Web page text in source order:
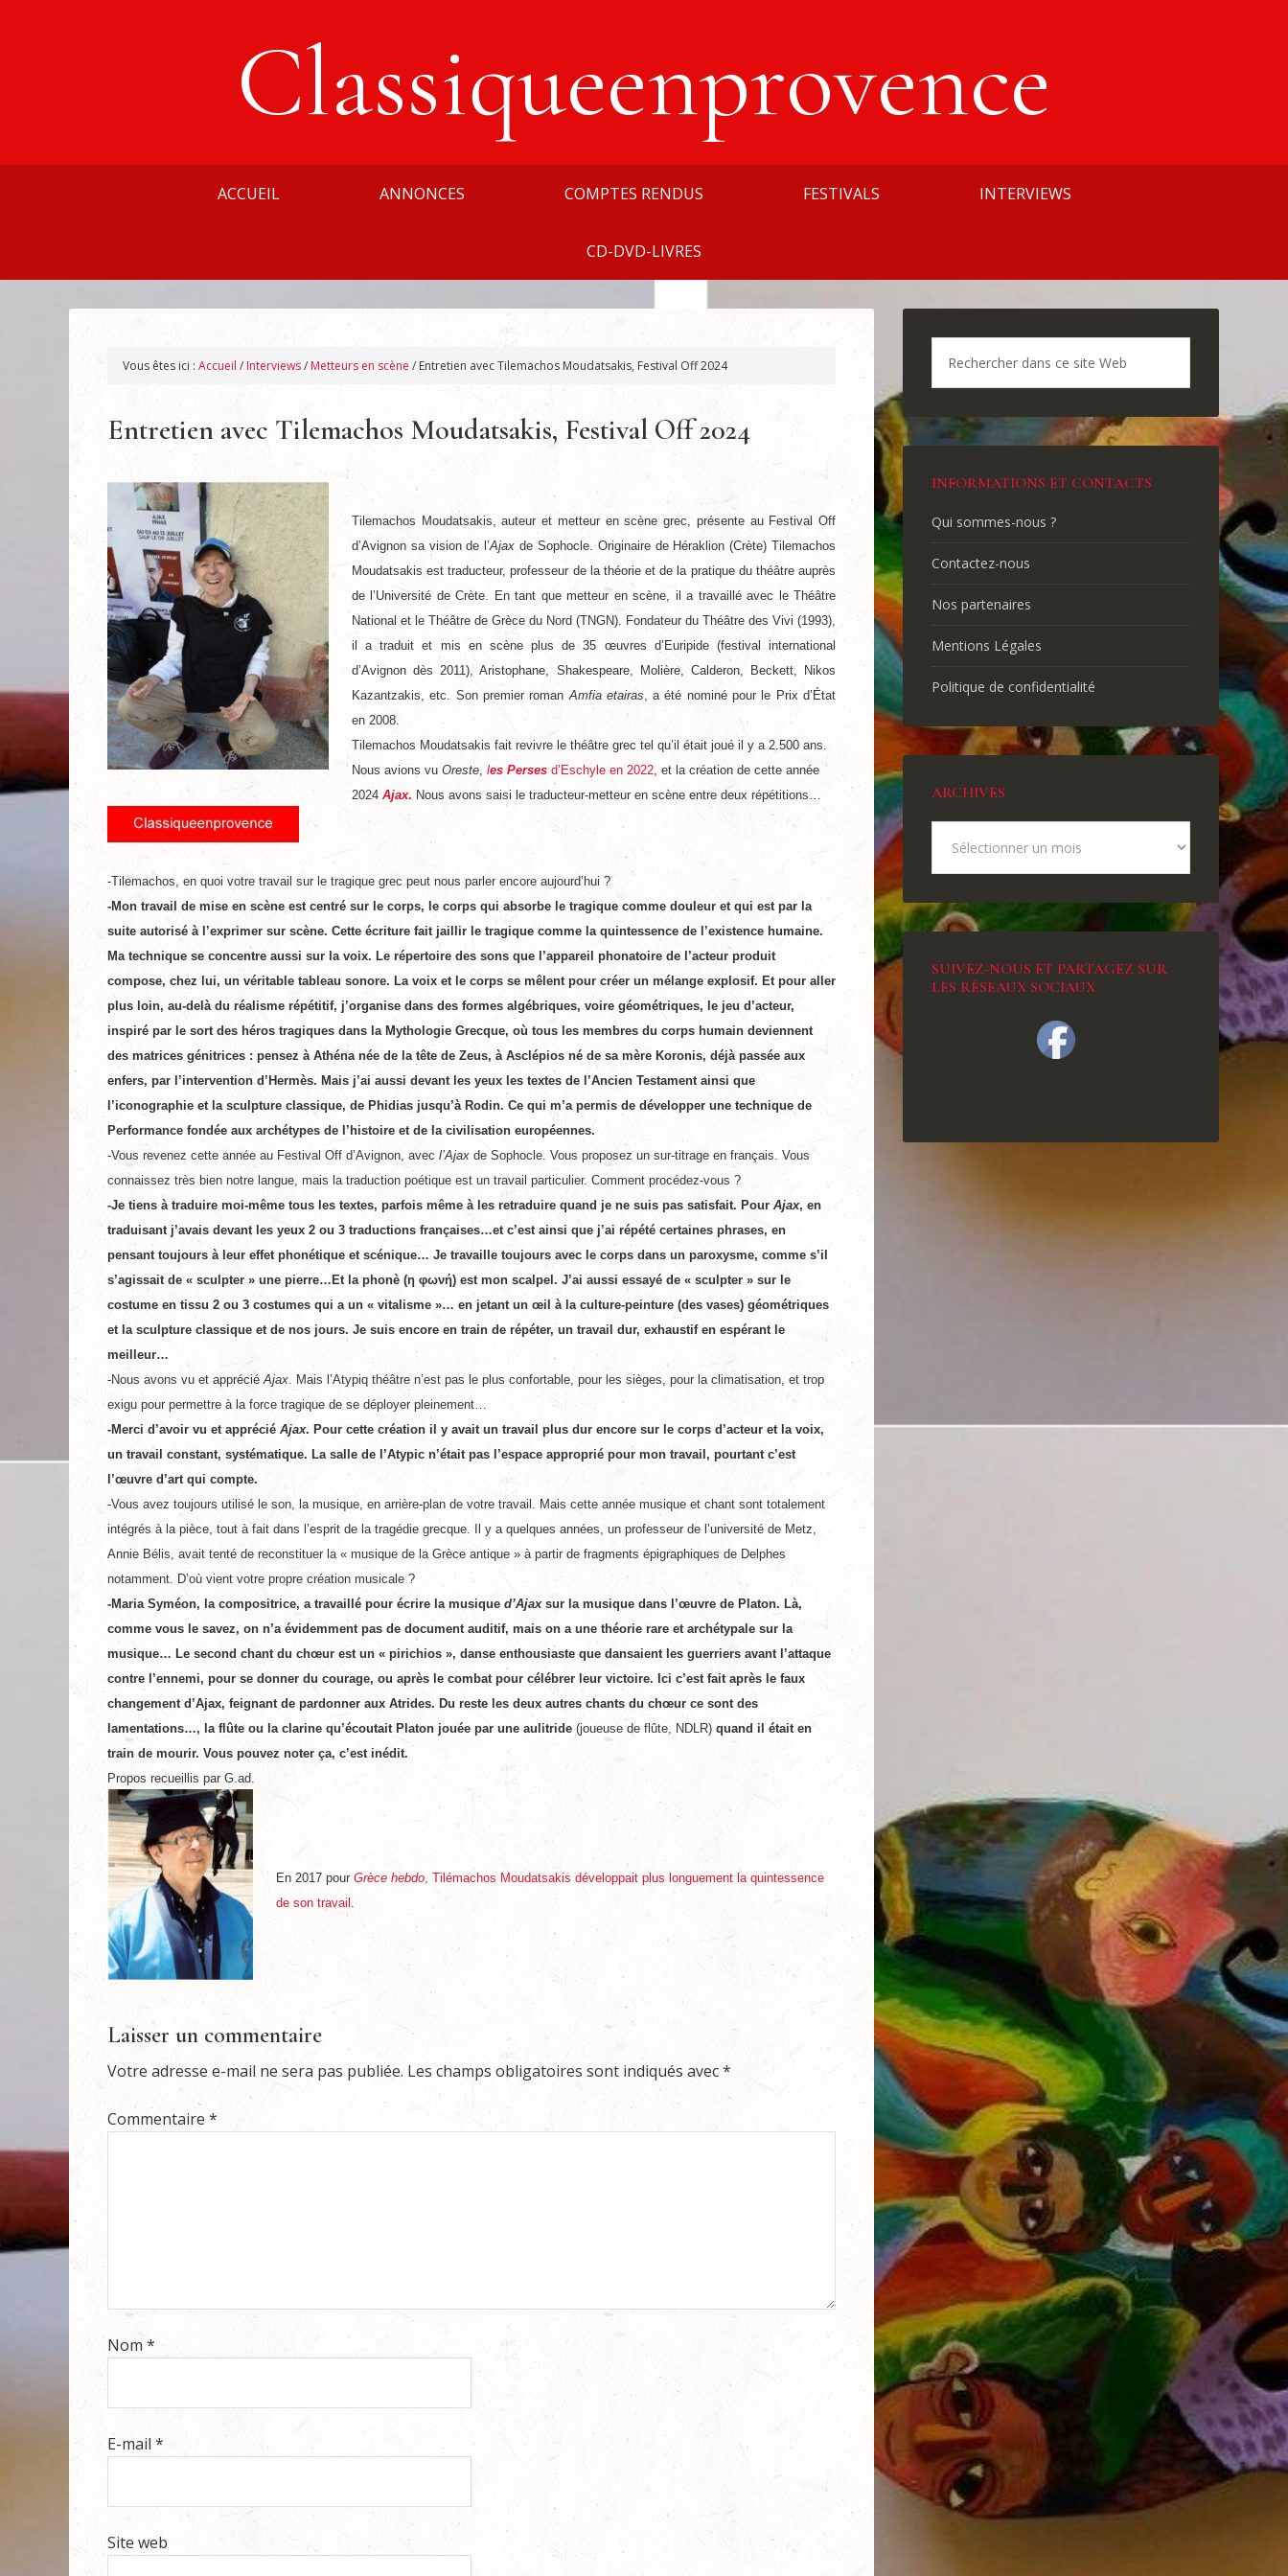
Classiqueenprovence
ACCUEIL ANNONCES COMPTES RENDUS FESTIVALS INTERVIEWS
CD-DVD-LIVRES
Vous êtes ici : Accueil / Interviews/ Metteurs en scène / Entretien avec Tilemachos Moudatsakis, Festival Off 2024
Entretien avec Tilemachos Moudatsakis, Festival Off 2024
Tilemachos Moudatsakis, auteur et metteur en scène grec, présente au Festival Off
d’Avignon sa vision de l’Ajax de Sophocle. Originaire de Héraklion (Crète) Tilemachos
Moudatsakis est traducteur, professeur de la théorie et de la pratique du théâtre auprès
de l’Université de Crète. En tant que metteur en scène, il a travaillé avec le Théâtre
National et le Théâtre de Grèce du Nord (TNGN). Fondateur du Théâtre des Vivi (1993),
il a traduit et mis en scène plus de 35 œuvres d’Euripide (festival international
d’Avignon dès 2011), Aristophane, Shakespeare, Molière, Calderon, Beckett, Nikos
Kazantzakis, etc. Son premier romanAmfia etairas, a été nominé pour le Prix d’État
en 2008.
Tilemachos Moudatsakis fait revivre le théâtre grec tel qu’il était joué il y a 2.500 ans.
Nous avions vu Oreste, les Perses d’Eschyle en 2022, et la création de cette année
2024 Ajax. Nous avons saisi le traducteur-metteur en scène entre deux répétitions…
-Tilemachos, en quoi votre travail sur le tragique grec peut nous parler encore aujourd’hui ?
-Mon travail de mise en scène est centré sur le corps, le corps qui absorbe le tragique comme douleur et qui est par la
suite autorisé à l’exprimer sur scène. Cette écriture fait jaillir le tragique comme la quintessence de l’existence humaine.
Ma technique se concentre aussi sur la voix. Le répertoire des sons que l’appareil phonatoire de l’acteur produit
compose, chez lui, un véritable tableau sonore. La voix et le corps se mêlent pour créer un mélange explosif. Et pour aller
plus loin, au-delà du réalisme répétitif, j’organise dans des formes algébriques, voire géométriques, le jeu d’acteur,
inspiré par le sort des héros tragiques dans la Mythologie Grecque, où tous les membres du corps humain deviennent
des matrices génitrices : pensez à Athéna née de la tête de Zeus, à Asclépios né de sa mère Koronis, déjà passée aux
enfers, par l’intervention d’Hermès. Mais j’ai aussi devant les yeux les textes de l’Ancien Testament ainsi que
l’iconographie et la sculpture classique, de Phidias jusqu’à Rodin. Ce qui m’a permis de développer une technique de
Performance fondée aux archétypes de l’histoire et de la civilisation européennes.
-Vous revenez cette année au Festival Off d’Avignon, avec l’Ajax de Sophocle. Vous proposez un sur-titrage en français. Vous
connaissez très bien notre langue, mais la traduction poétique est un travail particulier. Comment procédez-vous ?
-Je tiens à traduire moi-même tous les textes, parfois même à les retraduire quand je ne suis pas satisfait. Pour Ajax, en
traduisant j’avais devant les yeux 2 ou 3 traductions françaises…et c’est ainsi que j’ai répété certaines phrases, en
pensant toujours à leur effet phonétique et scénique… Je travaille toujours avec le corps dans un paroxysme, comme s’il
s’agissait de « sculpter » une pierre…Et la phonè (η φωνή) est mon scalpel. J’ai aussi essayé de « sculpter » sur le
costume en tissu 2 ou 3 costumes qui a un « vitalisme »… en jetant un œil à la culture-peinture (des vases) géométriques
et la sculpture classique et de nos jours. Je suis encore en train de répéter, un travail dur, exhaustif en espérant le
meilleur…
-Nous avons vu et appréciéAjax. Mais l’Atypiq théâtre n’est pas le plus confortable, pour les sièges, pour la climatisation, et trop
exigu pour permettre à la force tragique de se déployer pleinement…
-Merci d’avoir vu et apprécié Ajax. Pour cette création il y avait un travail plus dur encore sur le corps d’acteur et la voix,
un travail constant, systématique. La salle de l’Atypic n’était pas l’espace approprié pour mon travail, pourtant c’est
l’œuvre d’art qui compte.
-Vous avez toujours utilisé le son, la musique, en arrière-plan de votre travail. Mais cette année musique et chant sont totalement
intégrés à la pièce, tout à fait dans l’esprit de la tragédie grecque. Il y a quelques années, un professeur de l’université de Metz,
Annie Bélis, avait tenté de reconstituer la « musique de la Grèce antique » à partir de fragments épigraphiques de Delphes
notamment. D’où vient votre propre création musicale ?
-Maria Syméon, la compositrice, a travaillé pour écrire la musique d’Ajaxsur la musique dans l’œuvre de Platon. Là,
comme vous le savez, on n’a évidemment pas de document auditif, mais on a une théorie rare et archétypale sur la
musique… Le second chant du chœur est un « pirichios », danse enthousiaste que dansaient les guerriers avant l’attaque
contre l’ennemi, pour se donner du courage, ou après le combat pour célébrer leur victoire. Ici c’est fait après le faux
changement d’Ajax, feignant de pardonner aux Atrides. Du reste les deux autres chants du chœur ce sont des
lamentations…, la flûte ou la clarine qu’écoutait Platon jouée par une aulitride (joueuse de flûte, NDLR) quand il était en
train de mourir. Vous pouvez noter ça, c’est inédit.
Propos recueillis par G.ad.
En 2017 pour Grèce hebdo, Tilémachos Moudatsakis développait plus longuement la quintessence
de son travail .
Laisser un commentaire
Votre adresse e-mail ne sera pas publiée. Les champs obligatoires sont indiqués avec*
Commentaire *
Nom *
E-mail *
Site web
INFORMATIONS ET CONTACTS
Qui sommes-nous ?
Contactez-nous
Nos partenaires
Mentions Légales
Politique de confidentialité
ARCHIVES
SUIVEZ-NOUS ET PARTAGEZ SUR
LES RÉSEAUX SOCIAUX